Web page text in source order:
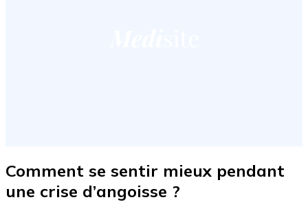
Comment se sentir mieux pendant
une crise d’angoisse ?